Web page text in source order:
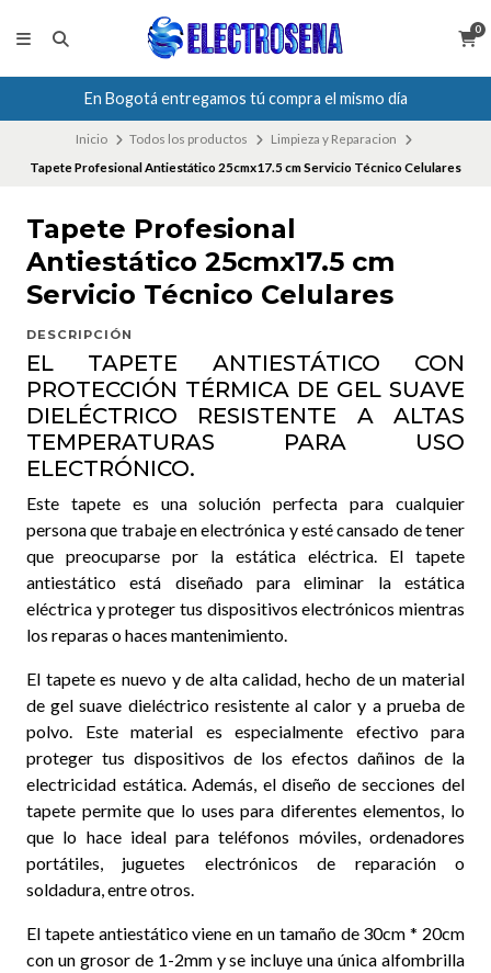
0
En Bogotá entregamos tú compra el mismo día
Inicio Todos los productos
Limpieza y Reparacion
Tapete Profesional Antiestático 25cmx17.5 cm Servicio Técnico Celulares
Tapete Profesional
Antiestático 25cmx17.5 cm
Servicio Técnico Celulares
DESCRIPCIÓN
EL TAPETE ANTIESTÁTICO CON
PROTECCIÓN TÉRMICA DE GEL SUAVE
DIELÉCTRICO RESISTENTE A ALTAS
TEMPERATURAS PARA USO
ELECTRÓNICO.
Este tapete es una solución perfecta para cualquier
persona que trabaje en electrónica y esté cansado de tener
que preocuparse por la estática eléctrica. El tapete
antiestático está diseñado para eliminar la estática
eléctrica y proteger tus dispositivos electrónicos mientras
los reparas o haces mantenimiento.
El tapete es nuevo y de alta calidad, hecho de un material
de gel suave dieléctrico resistente al calor y a prueba de
polvo. Este material es especialmente efectivo para
proteger tus dispositivos de los efectos dañinos de la
electricidad estática. Además, el diseño de secciones del
tapete permite que lo uses para diferentes elementos, lo
que lo hace ideal para teléfonos móviles, ordenadores
portátiles, juguetes electrónicos de reparación o
soldadura, entre otros.
El tapete antiestático viene en un tamaño de 30cm * 20cm
con un grosor de 1-2mm y se incluye una única alfombrilla